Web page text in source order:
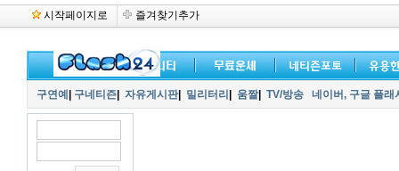
시작페이지로 즐겨찾기추가
구연예 구네티즌 자유게시판| 밀리터리 움짤| TV/방송 네이버, 구글 플